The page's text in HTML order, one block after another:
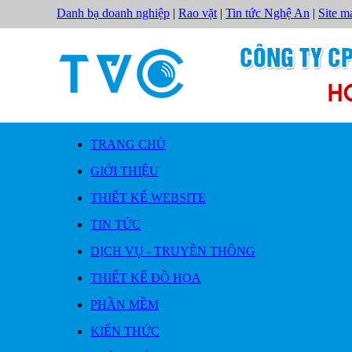
Danh bạ doanh nghiệp | Rao vặt | Tin tức Nghệ An | Site
TRANG CHỦ
GIỚI THIỆU
THIẾT KẾ WEBSITE
TIN TỨC
DỊCH VỤ - TRUYỀN THÔNG
THIẾT KẾ ĐỒ HỌA
PHẦN MỀM
KIẾN THỨC